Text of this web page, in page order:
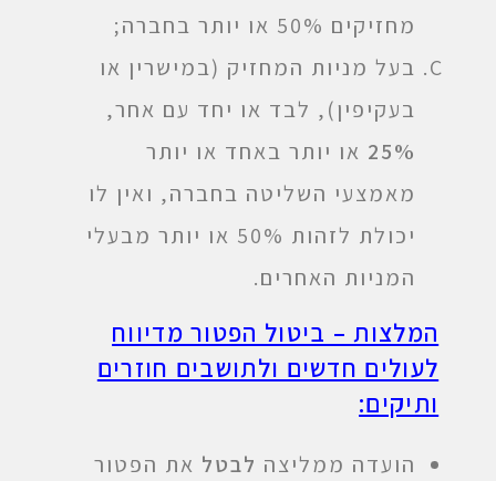
מחזיקים 50% או יותר בחברה;
בעל מניות המחזיק (במישרין או
בעקיפין), לבד או יחד עם אחר,
25% או יותר באחד או יותר
מאמצעי השליטה בחברה, ואין לו
יכולת לזהות 50% או יותר מבעלי
המניות האחרים.
המלצות – ביטול הפטור מדיווח
לעולים חדשים ולתושבים חוזרים
ותיקים:
הועדה ממליצה לבטל את הפטור